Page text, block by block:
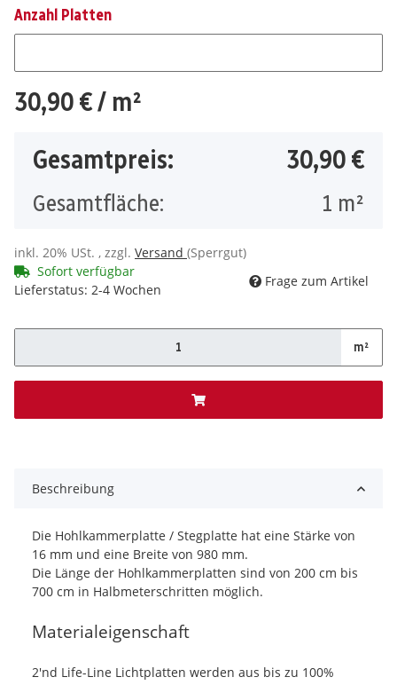
Anzahl Platten
30,90 €/ m²
Gesamtpreis:
30,90 €
Gesamtfläche: 1 m²
inkl. 20% USt. , zzgl. Versand (Sperrgut)
Sofort verfügbar
Lieferstatus: 2-4 Wochen
Frage zum Artikel
m²
Beschreibung
Die Hohlkammerplatte / Stegplatte hat eine Stärke von
16 mm und eine Breite von 980 mm.
Die Länge der Hohlkammerplatten sind von 200 cm bis
700 cm in Halbmeterschritten möglich.
Materialeigenschaft
2'nd Life-Line Lichtplatten werden aus bis zu 100%